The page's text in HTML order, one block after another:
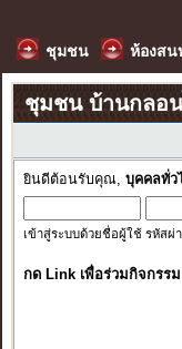
ชุมชน ห้องสน
ชุมชน บ้านกลอ
ยินดีต้อนรับคุณ, บุคคลทั่ว
เข้าสู่ระบบด้วยชื่อผู้ใช้ รหัสผ่
กด Link เพื่อร่วมกิจกรร